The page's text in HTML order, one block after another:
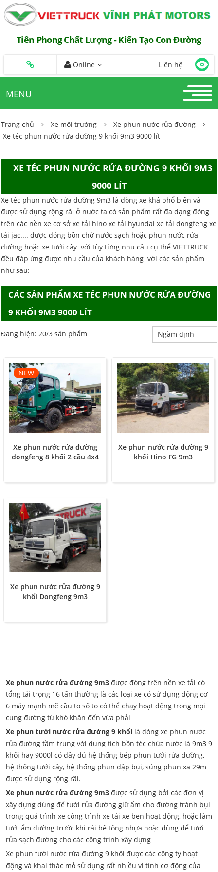
Tiên Phong Chất Lượng - Kiến Tạo Con Đường
Online Liên hệ
MENU
Trang chủ Xe môi trường
Xe phun nước rửa đường
Xe téc phun nước rửa đường 9 khối 9m3 9000 lít
XE TÉC PHUN NƯỚC RỬA ĐƯỜNG 9 KHỐI 9M3
9000 LÍT
Xe téc phun nước rửa đường 9m3 là dòng xe khá phổ biến và
được sử dụng rộng rãi ở nước ta có sản phẩm rất đa dạng đóng
trên các nền xe cơ sở xe tải hino xe tải hyundai xe tải dongfeng xe
tải jac.... được đóng bồn chở nước sạch hoặc phun nước rửa
đường hoặc xe tưới cây với tùy từng nhu cầu cụ thể VIETTRUCK
đều đáp ứng được nhu cầu của khách hàng với các sản phẩm
như sau:
CÁC SẢN PHẨM XE TÉC PHUN NƯỚC RỬA ĐƯỜNG
9 KHỐI 9M3 9000 LÍT
Đang hiện: 20/3 sản phẩm
NEW
Xe phun nước rửa đường
dongfeng 8 khối 2 cầu 4x4
Xe phun nước rửa đường 9
khối Hino FG 9m3
Xe phun nước rửa đường 9
khối Dongfeng 9m3
Xe phun nước rửa đường 9m3 được đóng trên nền xe tải có
tổng tải trọng 16 tấn thường là các loại xe có sử dụng động cơ
6 máy mạnh mẽ cầu to số to có thể chạy hoạt động trong mọi
cung đường từ khó khăn đến vừa phải
Xe phun tưới nước rửa đường 9 khối là dòng xe phun nước
rửa đường tầm trung với dung tích bồn téc chứa nước là 9m3 9
khối hay 9000l có đầy đủ hệ thống bép phun tưới rửa đường,
hệ thống tưới cây, hệ thống phun dập bụi, súng phun xa 29m
được sử dụng rộng rãi.
Xe phun nước rửa đường 9m3 được sử dụng bởi các đơn vị
xây dựng dùng để tưới rửa đường giữ ẩm cho đường tránh bụi
trong quá trình xe công trình xe tải xe ben hoạt động, hoặc làm
tưới ẩm đường trước khi rải bê tông nhựa hoặc dùng để tưới
rửa sạch đường cho các công trình xây dựng
Xe phun tưới nước rửa đường 9 khối được các công ty hoạt
động và khai thác mỏ sử dụng rất nhiều vì tính cơ động của